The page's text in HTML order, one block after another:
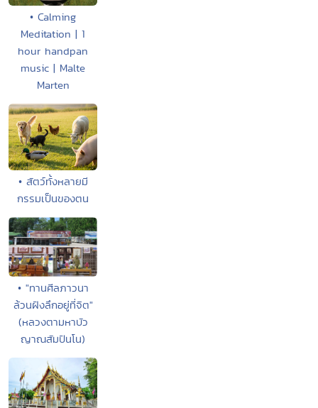
• Calming
Meditation | 1
hour handpan
music | Malte
Marten
• สัตว์ทั้งหลายมี
กรรมเป็นของตน
• "ทานศีลภาวนา
ล้วนฝังลึกอยู่ที่จิต"
(หลวงตามหาบัว
ญาณสัมปันโน)